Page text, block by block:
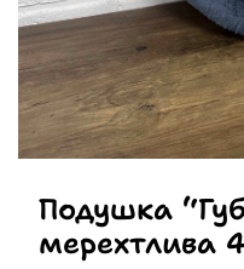
Подушка
мерехтлива